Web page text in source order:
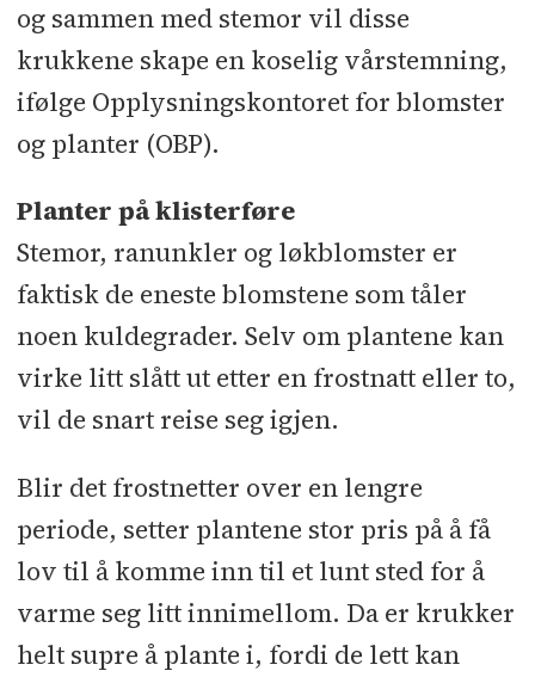
og sammen med stemor vil disse
krukkene skape en koselig vårstemning,
ifølge Opplysningskontoret for blomster
og planter (OBP).
Planter på klisterføre
Stemor, ranunkler og løkblomster er
faktisk de eneste blomstene som tåler
noen kuldegrader. Selv om plantene kan
virke litt slått ut etter en frostnatt eller to,
vil de snart reise seg igjen.
Blir det frostnetter over en lengre
periode, setter plantene stor pris på å få
lov til å komme inn til et lunt sted for å
varme seg litt innimellom. Da er krukker
helt supre å plante i, fordi de lett kan